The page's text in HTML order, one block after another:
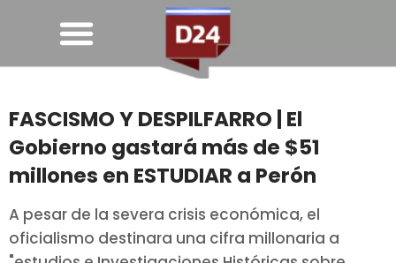
FASCISMO Y DESPILFARRO | El
Gobierno gastará más de $51
millones en ESTUDIAR a Perón
A pesar de la severa crisis económica, el
oficialismo destinara una cifra millonaria a